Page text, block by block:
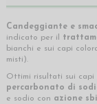
Candeggiante e
indicato per il
bianchi e sui capi
misti).
Ottimi risultati sui capi
percarbonato di
e sodio con azione